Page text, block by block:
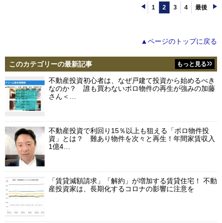
1 2 3 4 最後
▲ページのトップに戻る
このカテゴリーの最新記事 もっと見る
不動産投資初心者は、なぜ戸建て投資から始めるべき
なのか？ 誰も買わないボロ物件の再生が強みの加藤
さん＜…
不動産投資で利回り15％以上も狙える「ボロ物件投
資」とは？ 難あり物件を次々と再生！年間家賃収入
1億4…
「賃貸減額請求」「解約」が増加する賃貸住宅！ 不動
産投資家は、長期化するコロナの影響に注意を